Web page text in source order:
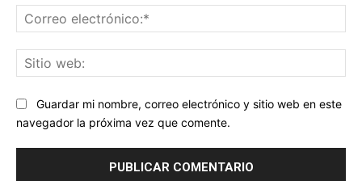
Guardar mi nombre, correo electrónico y sitio web en este
navegador la próxima vez que comente.